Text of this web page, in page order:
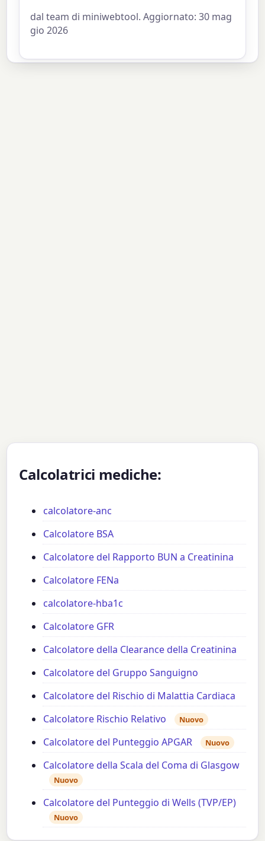
dal team di miniwebtool. Aggiornato: 30 mag
gio 2026
Calcolatrici mediche:
calcolatore-anc
Calcolatore BSA
Calcolatore del Rapporto BUN a Creatinina
Calcolatore FENa
calcolatore-hba1c
Calcolatore GFR
Calcolatore della Clearance della Creatinina
Calcolatore del Gruppo Sanguigno
Calcolatore del Rischio di Malattia Cardiaca
Calcolatore Rischio Relativo
Nuovo
Calcolatore del Punteggio APGAR Nuovo
Calcolatore della Scala del Coma di Glasgow
Nuovo
Calcolatore del Punteggio di Wells (TVP/EP)
Nuovo